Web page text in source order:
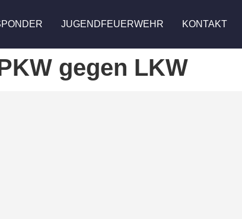
JUGENDFEUERWEHR KONTAKT
gegen LKW